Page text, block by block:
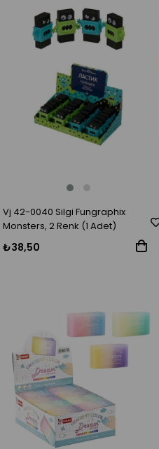
Vj 42-0040 Silgi Fungraphix
Monsters, 2 Renk (1 Adet)
₺38,50